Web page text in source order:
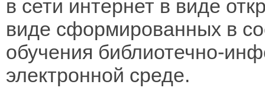
в сети интернет в виде
виде сформированных в
обучения библиотечно-
электронной среде.